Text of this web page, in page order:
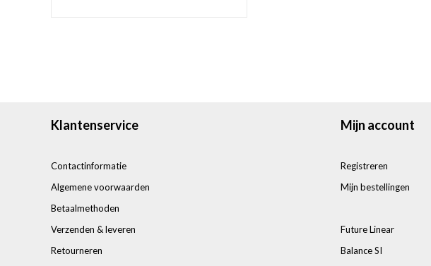
Klantenservice
Contactinformatie
Algemene voorwaarden
Betaalmethoden
Verzenden & leveren
Retourneren
Mijn account
Registreren
Mijn bestellingen
Future Linear
Balance SI